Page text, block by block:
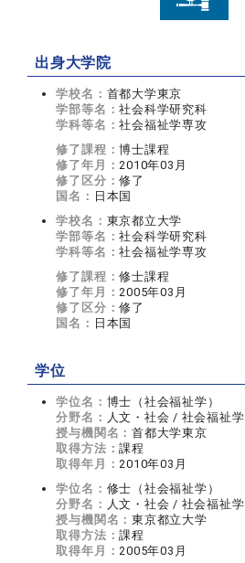
出身大学院
学校名： 首都大学東京
学部等名：社会科学研究科
学科等名：社会福祉学専攻
修了課程：博士課程
修了年月：2010年03月
修了区分：修了
国名： 日本国
学校名： 東京都立大学
学部等名：社会科学研究科
学科等名：社会福祉学専攻
修了課程：修士課程
修了年月：2005年03月
修了区分：修了
国名： 日本国
学位
学位名： 博士（社会福祉学）
分野名： 人文・社会 / 社会福祉学
授与機関名：首都大学東京
取得方法：課程
取得年月：2010年03月
学位名： 修士（社会福祉学）
分野名： 人文・社会 / 社会福祉学
授与機関名：東京都立大学
取得方法：課程
取得年月：2005年03月